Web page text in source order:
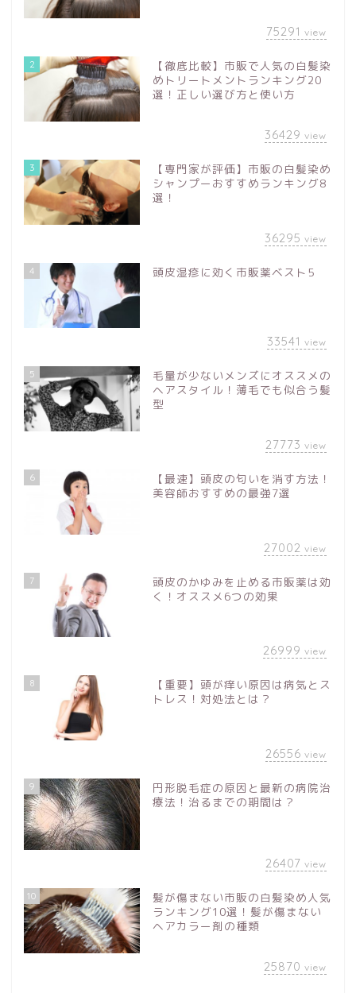
75291 view
2
【徹底比較】市販で人気の白髪染
めトリートメントランキング20
選！正しい選び方と使い方
36429 view
3
【専門家が評価】市販の白髪染め
シャンプーおすすめランキング8
選！
36295 view
4 頭皮湿疹に効く市販薬ベスト5
33541 view
5
毛量が少ないメンズにオススメの
ヘアスタイル！薄毛でも似合う髪
型
27773 view
6
【最速】頭皮の匂いを消す方法！
美容師おすすめの最強7選
27002 view
7
頭皮のかゆみを止める市販薬は効
く！オススメ6つの効果
26999 view
8
【重要】頭が痒い原因は病気とス
トレス！対処法とは？
26556 view
9
円形脱毛症の原因と最新の病院治
療法！治るまでの期間は？
26407 view
10
髪が傷まない市販の白髪染め人気
ランキング10選！髪が傷まない
ヘアカラー剤の種類
25870 view